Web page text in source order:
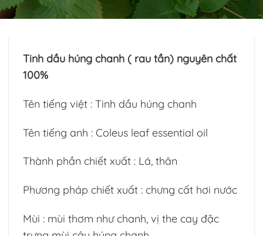
Tinh dầu húng chanh ( rau tần) nguyên chất
100%
Tên tiếng việt : Tinh dầu húng chanh
Tên tiếng anh : Coleus leaf essential oil
Thành phần chiết xuất : Lá, thân
Phương pháp chiết xuất : chưng cất hơi nước
Mùi : mùi thơm như chanh, vị the cay đặc